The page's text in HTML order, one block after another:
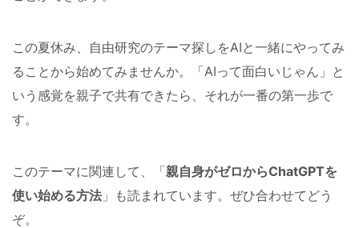
この夏休み、自由研究のテーマ探しをAIと一緒にやってみ
ることから始めてみませんか。「AIって面白いじゃん」と
いう感覚を親子で共有できたら、それが一番の第一歩で
す。
このテーマに関連して、「親自身がゼロからChatGPTを
使い始める方法 」も読まれています。ぜひ合わせてどう
ぞ。